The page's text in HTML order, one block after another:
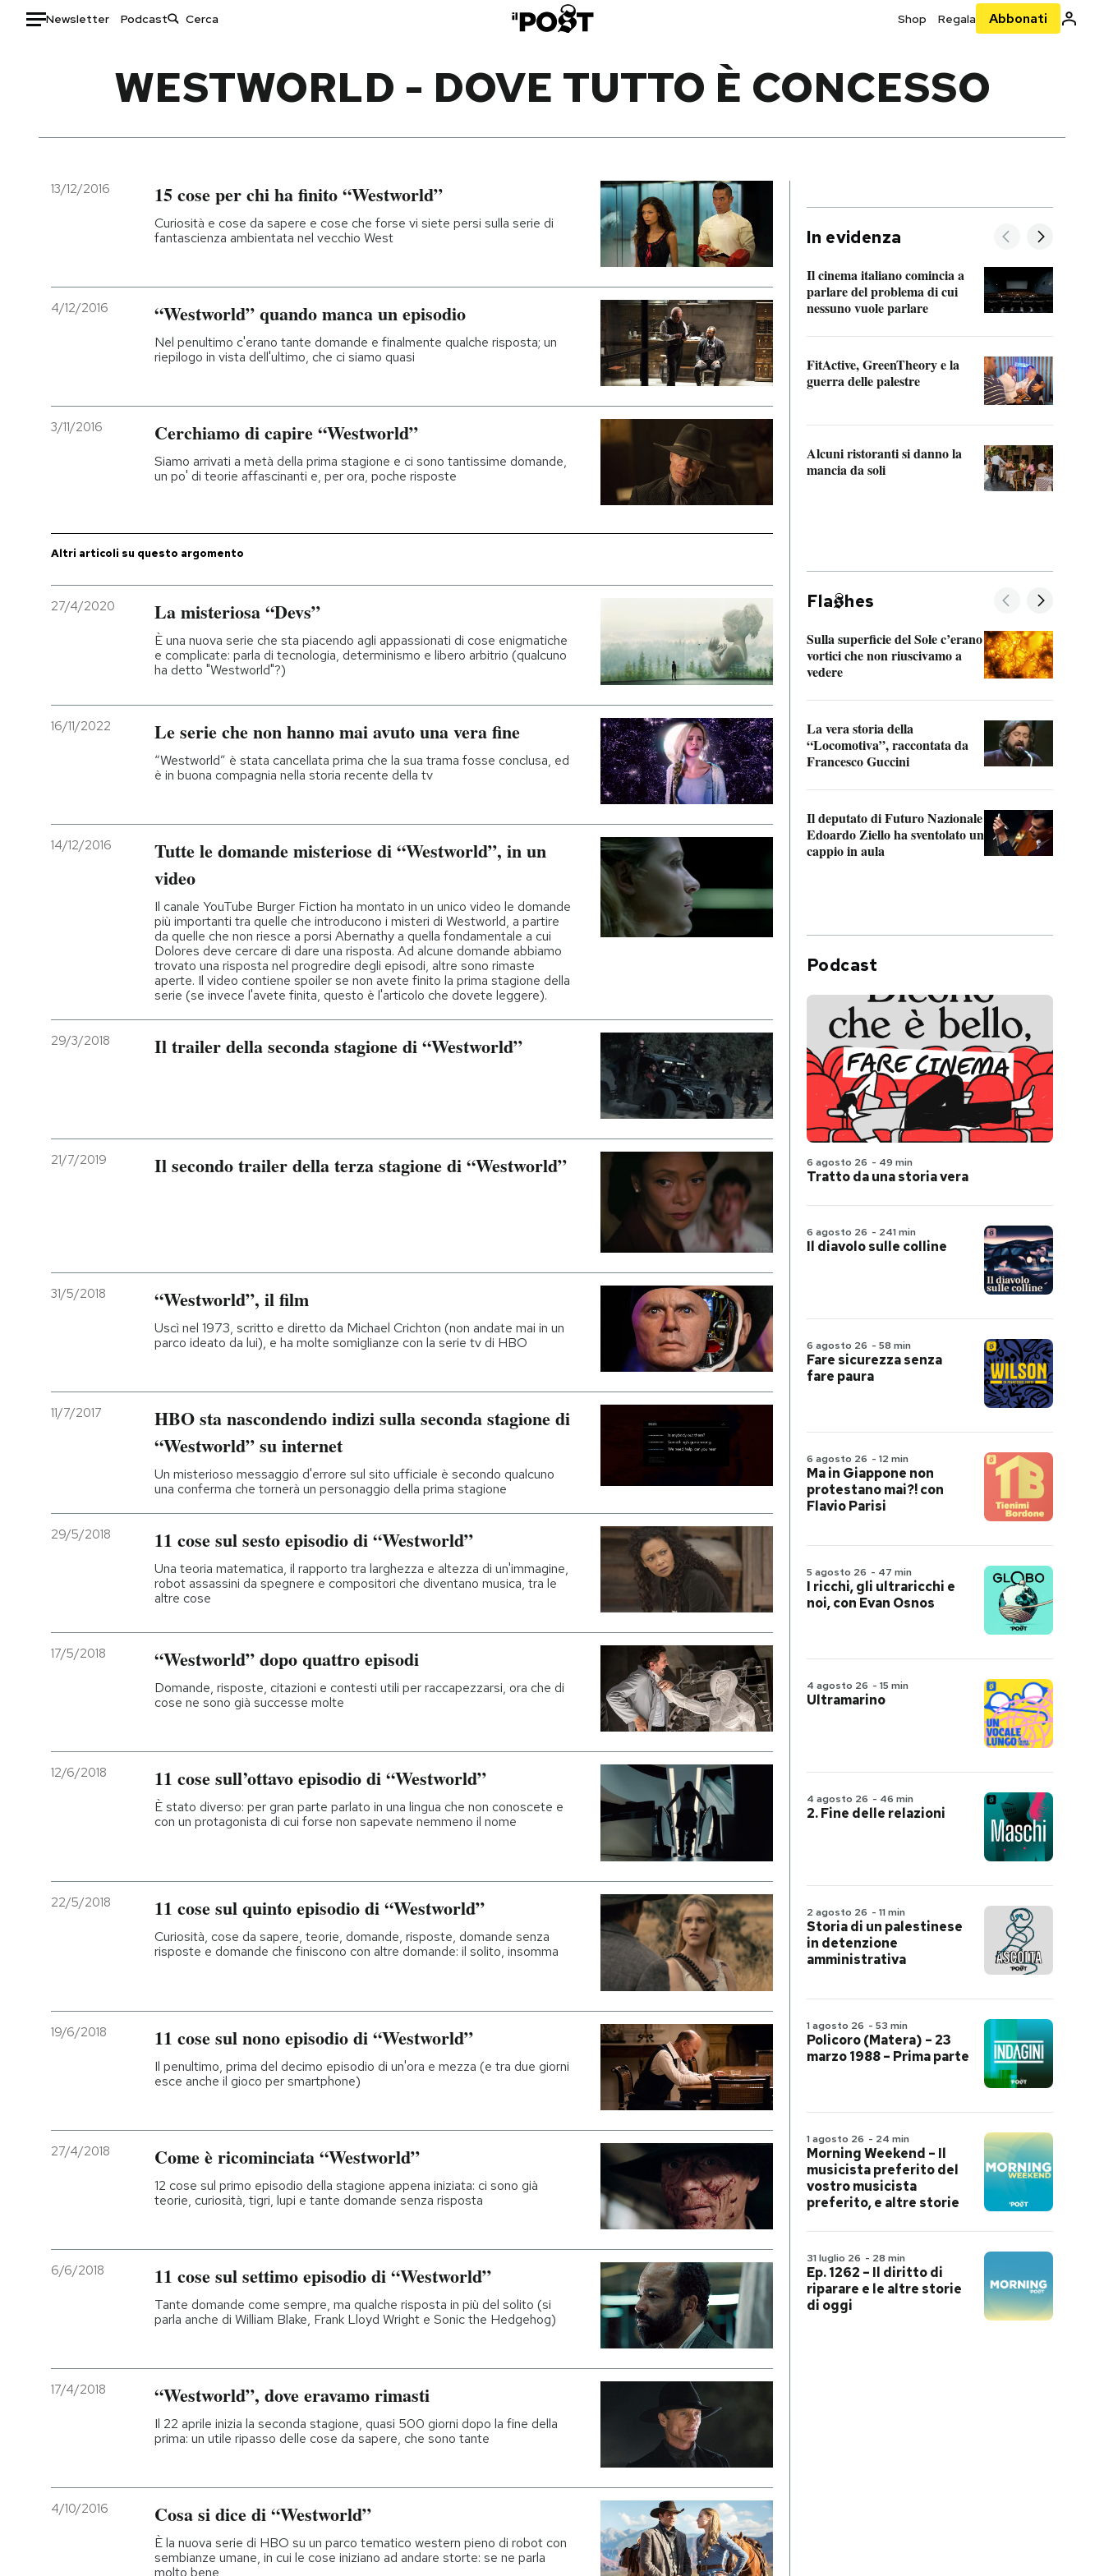
Newsletter Podcast Shop Regala Abbonati
Italia
Politica
Economia
Moda
Storie/Idee
Ok Boomer!
Mondiali calcio 2026
CALENDARIO
AREA PERSONALE
Entra
WESTWORLD - DOVE TUTTO È CONCESSO
13/12/2016 15 cose per chi ha finito “Westworld”
Curiosità e cose da sapere e cose che forse vi siete persi sulla serie di
fantascienza ambientata nel vecchio West
4/12/2016 “Westworld” quando manca un episodio
Nel penultimo c'erano tante domande e finalmente qualche risposta; un
riepilogo in vista dell'ultimo, che ci siamo quasi
3/11/2016 Cerchiamo di capire “Westworld”
Siamo arrivati a metà della prima stagione e ci sono tantissime domande,
un po' di teorie affascinanti e, per ora, poche risposte
Altri articoli su questo argomento
27/4/2020 La misteriosa “Devs”
È una nuova serie che sta piacendo agli appassionati di cose enigmatiche
e complicate: parla di tecnologia, determinismo e libero arbitrio (qualcuno
ha detto "Westworld"?)
16/11/2022 Le serie che non hanno mai avuto una vera fine
“Westworld” è stata cancellata prima che la sua trama fosse conclusa, ed
è in buona compagnia nella storia recente della tv
14/12/2016
Tutte le domande misteriose di “Westworld”, in un
video
Il canale YouTube Burger Fiction ha montato in un unico video le domande
più importanti tra quelle che introducono i misteri di Westworld, a partire
da quelle che non riesce a porsi Abernathy a quella fondamentale a cui
Dolores deve cercare di dare una risposta. Ad alcune domande abbiamo
trovato una risposta nel progredire degli episodi, altre sono rimaste
aperte. Il video contiene spoiler se non avete finito la prima stagione della
serie (se invece l'avete finita, questo è l'articolo che dovete leggere).
29/3/2018 Il trailer della seconda stagione di “Westworld”
21/7/2019 Il secondo trailer della terza stagione di “Westworld”
31/5/2018 “Westworld”, il film
Uscì nel 1973, scritto e diretto da Michael Crichton (non andate mai in un
parco ideato da lui), e ha molte somiglianze con la serie tv di HBO
11/7/2017
HBO sta nascondendo indizi sulla seconda stagione di
“Westworld” su internet
Un misterioso messaggio d'errore sul sito ufficiale è secondo qualcuno
una conferma che tornerà un personaggio della prima stagione
29/5/2018 11 cose sul sesto episodio di “Westworld”
Una teoria matematica, il rapporto tra larghezza e altezza di un'immagine,
robot assassini da spegnere e compositori che diventano musica, tra le
altre cose
17/5/2018 “Westworld” dopo quattro episodi
Domande, risposte, citazioni e contesti utili per raccapezzarsi, ora che di
cose ne sono già successe molte
12/6/2018 11 cose sull’ottavo episodio di “Westworld”
È stato diverso: per gran parte parlato in una lingua che non conoscete e
con un protagonista di cui forse non sapevate nemmeno il nome
22/5/2018 11 cose sul quinto episodio di “Westworld”
Curiosità, cose da sapere, teorie, domande, risposte, domande senza
risposte e domande che finiscono con altre domande: il solito, insomma
19/6/2018 11 cose sul nono episodio di “Westworld”
Il penultimo, prima del decimo episodio di un'ora e mezza (e tra due giorni
esce anche il gioco per smartphone)
27/4/2018 Come è ricominciata “Westworld”
12 cose sul primo episodio della stagione appena iniziata: ci sono già
teorie, curiosità, tigri, lupi e tante domande senza risposta
6/6/2018 11 cose sul settimo episodio di “Westworld”
Tante domande come sempre, ma qualche risposta in più del solito (si
parla anche di William Blake, Frank Lloyd Wright e Sonic the Hedgehog)
17/4/2018 “Westworld”, dove eravamo rimasti
Il 22 aprile inizia la seconda stagione, quasi 500 giorni dopo la fine della
prima: un utile ripasso delle cose da sapere, che sono tante
4/10/2016 Cosa si dice di “Westworld”
È la nuova serie di HBO su un parco tematico western pieno di robot con
sembianze umane, in cui le cose iniziano ad andare storte: se ne parla
molto bene
In evidenza
Il cinema italiano comincia a
parlare del problema di cui
nessuno vuole parlare
FitActive, GreenTheory e la
guerra delle palestre
Alcuni ristoranti si danno la
mancia da soli
Fla hes
Sulla superficie del Sole c’erano
vortici che non riuscivamo a
vedere
La vera storia della
“Locomotiva”, raccontata da
Francesco Guccini
Il deputato di Futuro Nazionale
Edoardo Ziello ha sventolato un
cappio in aula
Podcast
6 agosto 26 - 49 min
Tratto da una storia vera
6 agosto 26 - 241 min
Il diavolo sulle colline
6 agosto 26 - 58 min
Fare sicurezza senza
fare paura
6 agosto 26 - 12 min
Ma in Giappone non
protestano mai?! con
Flavio Parisi
5 agosto 26 - 47 min
I ricchi, gli ultraricchi e
noi, con Evan Osnos
4 agosto 26 - 15 min
Ultramarino
4 agosto 26 - 46 min
2. Fine delle relazioni
2 agosto 26 - 11 min
Storia di un palestinese
in detenzione
amministrativa
1 agosto 26 - 53 min
Policoro (Matera) – 23
marzo 1988 – Prima parte
1 agosto 26 - 24 min
Morning Weekend – Il
musicista preferito del
vostro musicista
preferito, e altre storie
31 luglio 26 - 28 min
Ep. 1262 – Il diritto di
riparare e le altre storie
di oggi